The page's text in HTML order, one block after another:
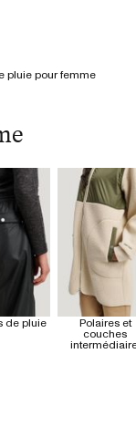
pluie pour femme
de pluie
Polaires et
couches